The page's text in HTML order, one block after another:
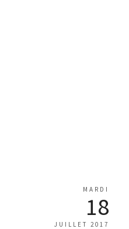
MARDI
18
JUILLET 2017